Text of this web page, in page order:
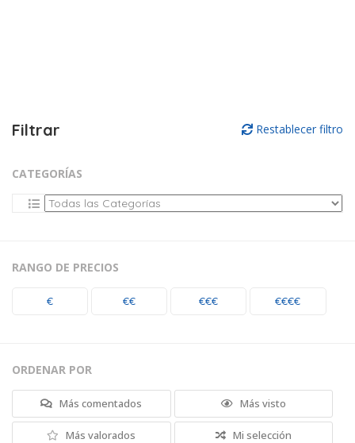
Filtrar Restablecer filtro
CATEGORÍAS
RANGO DE PRECIOS
€ €€ €€€ €€€€
ORDENAR POR
Más comentados Más visto
Más valorados Mi selección